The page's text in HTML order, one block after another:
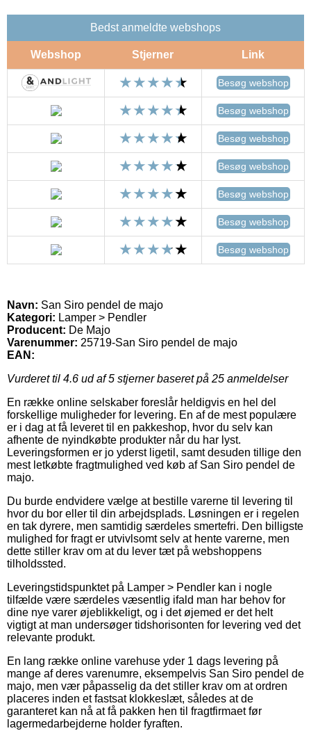
Bedst anmeldte webshops
Webshop Stjerner Link
Besøg webshop
Besøg webshop
Besøg webshop
Besøg webshop
Besøg webshop
Besøg webshop
Besøg webshop
Navn: San Siro pendel de majo
Kategori: Lamper > Pendler
Producent: De Majo
Varenummer: 25719-San Siro pendel de majo
EAN:
Vurderet til 4.6 ud af 5 stjerner baseret på 25 anmeldelser
En række online selskaber foreslår heldigvis en hel del
forskellige muligheder for levering. En af de mest populære
er i dag at få leveret til en pakkeshop, hvor du selv kan
afhente de nyindkøbte produkter når du har lyst.
Leveringsformen er jo yderst ligetil, samt desuden tillige den
mest letkøbte fragtmulighed ved køb af San Siro pendel de
majo.
Du burde endvidere vælge at bestille varerne til levering til
hvor du bor eller til din arbejdsplads. Løsningen er i regelen
en tak dyrere, men samtidig særdeles smertefri. Den billigste
mulighed for fragt er utvivlsomt selv at hente varerne, men
dette stiller krav om at du lever tæt på webshoppens
tilholdssted.
Leveringstidspunktet på Lamper > Pendler kan i nogle
tilfælde være særdeles væsentlig ifald man har behov for
dine nye varer øjeblikkeligt, og i det øjemed er det helt
vigtigt at man undersøger tidshorisonten for levering ved det
relevante produkt.
En lang række online varehuse yder 1 dags levering på
mange af deres varenumre, eksempelvis San Siro pendel de
majo, men vær påpasselig da det stiller krav om at ordren
placeres inden et fastsat klokkeslæt, således at de
garanteret kan nå at få pakken hen til fragtfirmaet før
lagermedarbejderne holder fyraften.